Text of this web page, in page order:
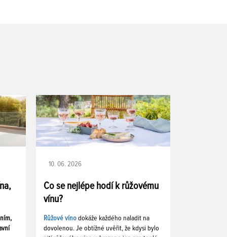
10. 06. 2026
Co se nejlépe hodí k růžovému
vínu?
Růžové víno dokáže každého naladit na
dovolenou. Je obtížné uvěřit, že kdysi bylo